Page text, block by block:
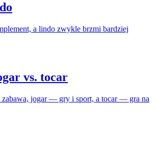
a lindo zwykle brzmi bardziej
vs. tocar
zabawa, jogar — gry i sport, a tocar — gra na